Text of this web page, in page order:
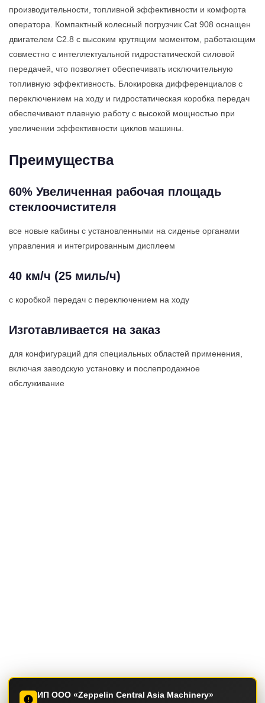
производительности, топливной эффективности и комфорта
оператора. Компактный колесный погрузчик Cat 908 оснащен
двигателем C2.8 с высоким крутящим моментом, работающим
совместно с интеллектуальной гидростатической силовой
передачей, что позволяет обеспечивать исключительную
топливную эффективность. Блокировка дифференциалов с
переключением на ходу и гидростатическая коробка передач
обеспечивают плавную работу с высокой мощностью при
увеличении эффективности циклов машины.
Преимущества
60% Увеличенная рабочая площадь
стеклоочистителя
все новые кабины с установленными на сиденье органами
управления и интегрированным дисплеем
40 км/ч (25 миль/ч)
с коробкой передач с переключением на ходу
Изготавливается на заказ
для конфигураций для специальных областей применения,
включая заводскую установку и послепродажное
обслуживание
ИП ООО «Zeppelin Central Asia Machinery»